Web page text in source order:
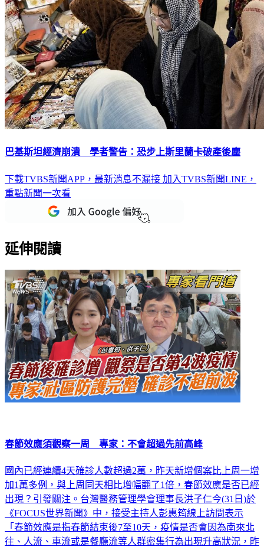
巴基斯坦經濟崩潰 學者警告：恐步上斯里蘭卡破產後塵
下載TVBS新聞APP，最新消息不漏接 加入TVBS新聞LINE，
重點新聞一次看
延伸閱讀
春節效應須觀察一周 專家：不會超過先前高峰
國內已經連續4天確診人數超過2萬，昨天新增個案比上周一增
加1萬多例，與上周同天相比增幅翻了1倍，春節效應是否已經
出現？引發關注。台灣醫務管理學會理事長洪子仁今(31日)於
《FOCUS世界新聞》中，接受主持人彭惠筠線上訪問表示
「春節效應是指春節結束後7至10天，疫情是否會因為南來北
往、人流、車流或是餐廳流等人群密集行為出現升高狀況，昨